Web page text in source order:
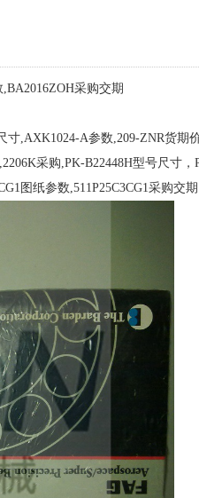
采购交期
寸,AXK1024-A参数,209-ZNR货期
采购,PK-B22448H型号尺寸，
图纸参数,511P25C3CG1采购交期